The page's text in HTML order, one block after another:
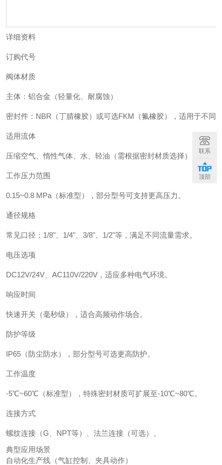
详细资料
订购代号
阀体材质
主体：铝合金（轻量化、耐腐蚀）
密封件：NBR（丁腈橡胶）或可选FKM（氟橡胶），适用于不同
适用流体
压缩空气、惰性气体、水、轻油（需根据密封材质选择）。
工作压力范围
0.15~0.8 MPa（标准型），部分型号可支持更高压力。
通径规格
常见口径：1/8"、1/4"、3/8"、1/2"等，满足不同流量需求。
电压选项
DC12V/24V、AC110V/220V，适应多种电气环境。
响应时间
快速开关（毫秒级），适合高频动作场合。
防护等级
IP65（防尘防水），部分型号可选更高防护。
工作温度
-5℃~60℃（标准型），特殊密封材质可扩展至-10℃~80℃。
连接方式
螺纹连接（G、NPT等）、法兰连接（可选）。
典型应用场景
自动化生产线（气缸控制、夹具动作）
联系
顶部